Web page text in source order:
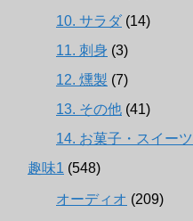
10. サラダ (14)
11. 刺身 (3)
12. 燻製 (7)
13. その他 (41)
14. お菓子・スイーツ
趣味1 (548)
オーディオ (209)